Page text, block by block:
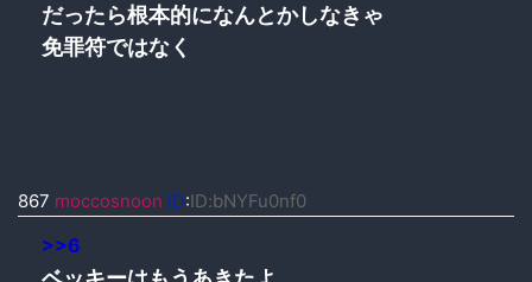
だったら根本的になんとかしなきゃ
免罪符ではなく
867 moccosnoon ID:ID:bNYFu0nf0
>>6